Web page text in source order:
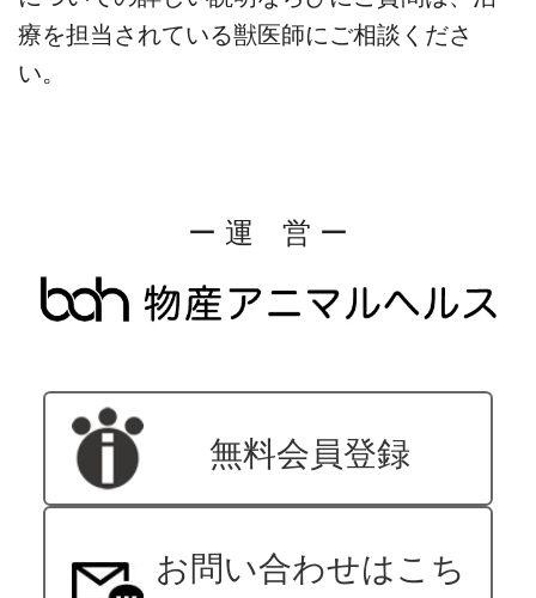
療を担当されている獣医師にご相談くださ
い。
ー 運 営 ー
無料会員登録
お問い合わせはこち